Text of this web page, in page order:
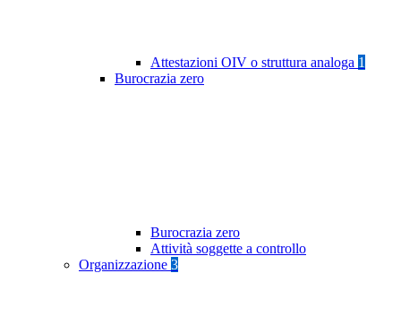
Attestazioni OIV o struttura analoga 1
Burocrazia zero
Burocrazia zero
Attività soggette a controllo
Organizzazione 3